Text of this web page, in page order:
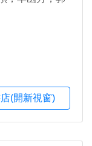
慈，張舜淵，
(開新視窗)